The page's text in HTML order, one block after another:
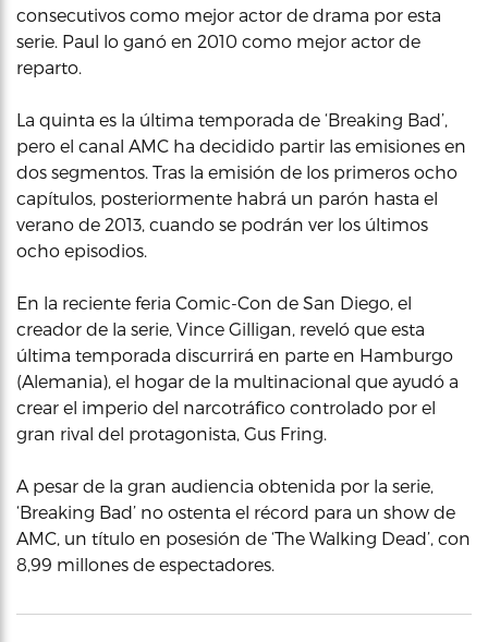
consecutivos como mejor actor de drama por esta
serie. Paul lo ganó en 2010 como mejor actor de
reparto.
La quinta es la última temporada de ‘Breaking Bad’,
pero el canal AMC ha decidido partir las emisiones en
dos segmentos. Tras la emisión de los primeros ocho
capítulos, posteriormente habrá un parón hasta el
verano de 2013, cuando se podrán ver los últimos
ocho episodios.
En la reciente feria Comic-Con de San Diego, el
creador de la serie, Vince Gilligan, reveló que esta
última temporada discurrirá en parte en Hamburgo
(Alemania), el hogar de la multinacional que ayudó a
crear el imperio del narcotráfico controlado por el
gran rival del protagonista, Gus Fring.
A pesar de la gran audiencia obtenida por la serie,
‘Breaking Bad’ no ostenta el récord para un show de
AMC, un título en posesión de ‘The Walking Dead’, con
8,99 millones de espectadores.